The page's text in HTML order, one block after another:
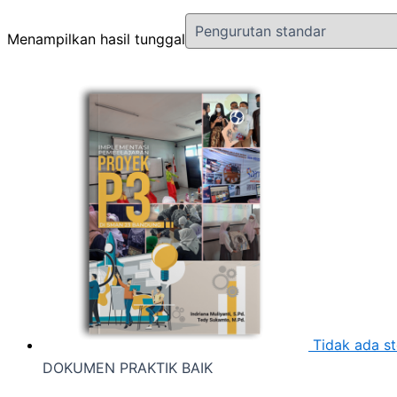
Menampilkan hasil tunggal
Tidak ada
DOKUMEN PRAKTIK BAIK